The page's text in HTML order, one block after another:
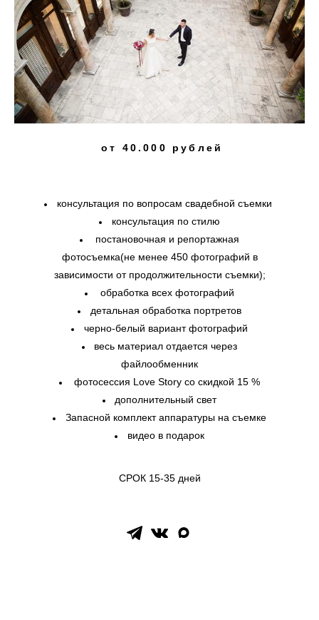
от 40.000 рублей
консультация по вопросам свадебной съемки
консультация по стилю
постановочная и репортажная
фотосъемка(не менее 450 фотографий в
зависимости от продолжительности съемки);​
обработка всех фотографий​
детальная обработка портретов
черно-белый вариант фотографий
весь материал отдается через
файлообменник
фотосессия Love Story со скидкой 15 %
дополнительный свет
Запасной комплект аппаратуры на съемке
видео в подарок
СРОК 15-35 дней